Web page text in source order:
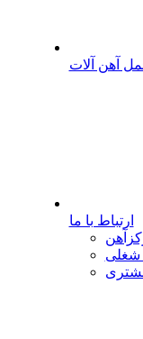
آهن آلات
ارتباط با ما